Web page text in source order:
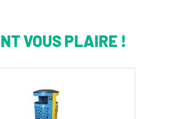
VOUS PLAIRE !